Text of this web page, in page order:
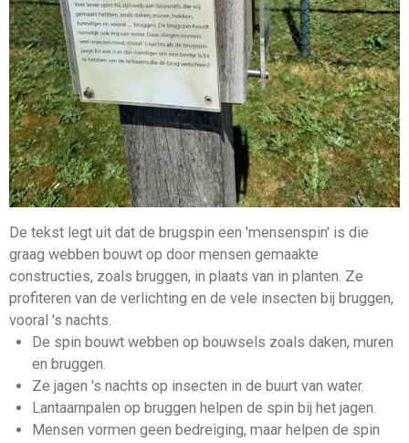
De tekst legt uit dat de brugspin een 'mensenspin' is die
graag webben bouwt op door mensen gemaakte
constructies, zoals bruggen, in plaats van in planten. Ze
profiteren van de verlichting en de vele insecten bij bruggen,
vooral 's nachts.
De spin bouwt webben op bouwsels zoals daken, muren
en bruggen.
Ze jagen 's nachts op insecten in de buurt van water.
Lantaarnpalen op bruggen helpen de spin bij het jagen.
Mensen vormen geen bedreiging, maar helpen de spin